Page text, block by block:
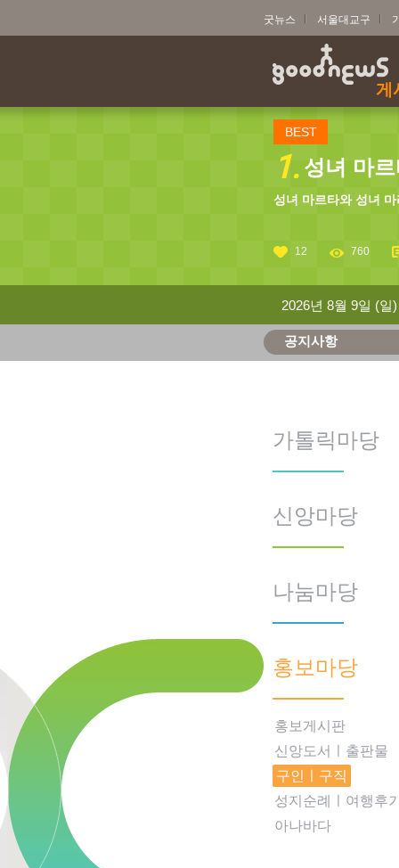
굿뉴스 서울대교구
게
BEST
1. 성녀 마
성녀 마르타와 성녀
12 760
2026년 8월 9일 (일)
공지사항
가톨릭마당
신앙마당
나눔마당
홍보마당
홍보게시판
신앙도서ㅣ출판물
구인ㅣ구직
성지순례ㅣ여행후
아나바다